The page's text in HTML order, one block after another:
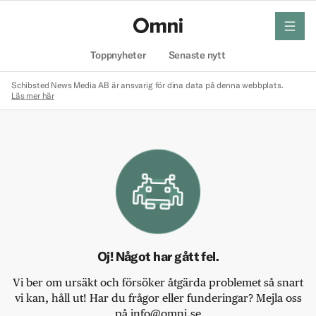
Toppnyheter Senaste nytt
meny
Schibsted News Media AB är ansvarig för dina data på denna webbplats.
Läs mer här
Oj! Något har gått fel.
Vi ber om ursäkt och försöker åtgärda problemet så snart
vi kan, håll ut! Har du frågor eller funderingar? Mejla oss